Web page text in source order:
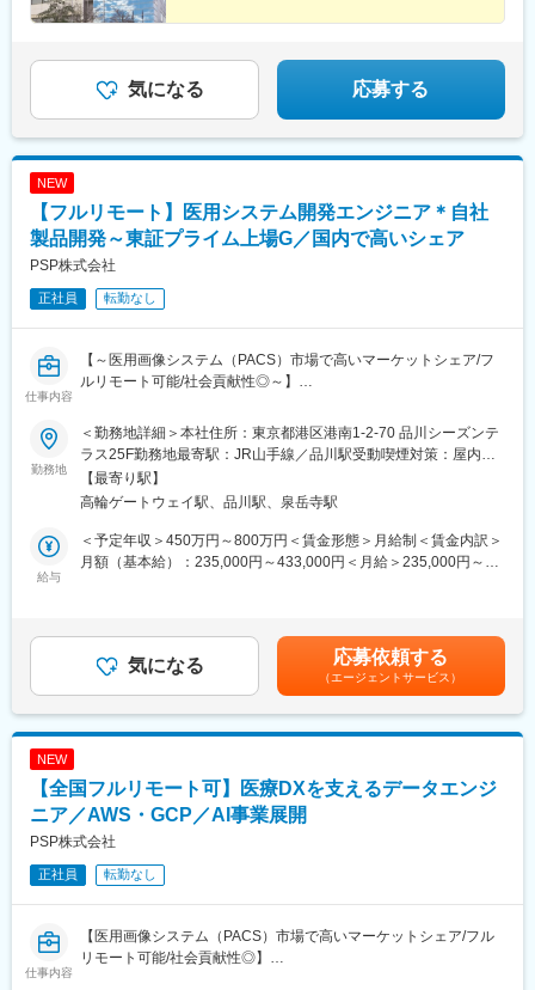
■企業の魅力
また、WLBを重視する社長方針があり、裁量が大きく新しいこと
に挑戦できる環境です。多様な背景を持つ中途入社の方が活躍し
ており、入社後も馴染みやすい雰囲気です。
南ドイツで100年以上の歴史を持つ医療機器メーカーの完全子会
社、140を超える国や地域で自社開発の医療機器を販売していま
す。日本における主力製品はチタン・吸収性インプラントで、低
侵襲手術に寄与しています。本社開発体制ではインプラント分野
に注力、新製品のグローバルな上市を継続的に行っています。
変更の範囲：会社の定める業務
気になる 応募する
NEW
【フルリモート】医用システム開発エンジニア＊自社
製品開発～東証プライム上場G／国内で高いシェア
PSP株式会社
正社員 転勤なし
仕事内容
【～医用画像システム（PACS）市場で高いマーケットシェア/フ
ルリモート可能/社会貢献性◎～】
当社が開発している医用システムにおいて、病院のオーダー情報
を取得し、DICOM変換して検査装置に情報提供する製品（サーバ
ーサイド）の開発・保守を担当していただきます。全国どこから
でもフルリモートワークが可能で、医療従事者の負荷を軽減し、
より多くの患者さんを診るサポートを一緒に行いましょう。
■職務詳細：
・病院のオーダー情報をDICOM変換するシステムの開発
■組織体制：
当社の技術本部第2開発部製品開発4課に配属されます。技術者同
士の連携を大切にし、チーム全体で製品の品質向上を目指してい
■当社の特徴：
◇東証プライム市場に上場する「テクマトリックス株式会社」医
療システム事業における中核子会社です。
◇当社では、主に医用画像診断支援システム（PACS）や放射線情
報管理システム（RIS）等の医用システムの開発から運営までを手
◇また、医療現場に貢献したいという当社の思いは、日本国内だ
けに留まらず、既に、シンガポールとタイに駐在所を置き、現地
勤務地
＜勤務地詳細＞本社住所：東京都港区港南1-2-70 品川シーズンテ
ラス25F勤務地最寄駅：JR山手線／品川駅受動喫煙対策：屋内喫
煙可能場所あり変更の範囲：会社の定める事業所（リモートワー
ク含む）
【最寄り駅】
高輪ゲートウェイ駅、品川駅、泉岳寺駅
給与
＜予定年収＞450万円～800万円＜賃金形態＞月給制＜賃金内訳＞
月額（基本給）：235,000円～433,000円＜月給＞235,000円～
年2回※基準額：約4.1ヶ月分/年（業績により変動あり）賃金はあ
くまでも目安の金額であり、選考を通じて上下する可能性があり
ます。月給(月額)は固定手当を含めた表記です。
気になる 応募依頼する
（エージェントサービス）
NEW
【全国フルリモート可】医療DXを支えるデータエンジ
ニア／AWS・GCP／AI事業展開
PSP株式会社
正社員 転勤なし
仕事内容
【医用画像システム（PACS）市場で高いマーケットシェア/フル
リモート可能/社会貢献性◎】